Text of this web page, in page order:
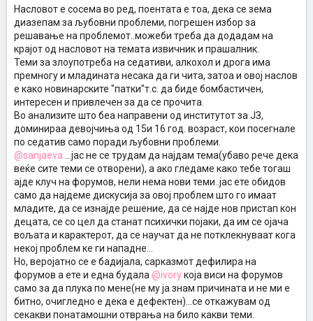
Насловот е сосема во ред, поентата е тоа, дека се зема
диазепам за љубовни проблеми, погрешен избор за
решавање на проблемот..можеби треба да додадам на
крајот од насловот на темата извичник и прашалник.
Теми за злоупотреба на седативи, алкохол и дрога има
премногу и младината несака да ги чита, затоа и овој наслов
е како новинарските "патки"т.с. да биде бомбастичен,
интересен и привлечен за да се прочита.
Во анализите што беа направени од институтот за ЈЗ,
доминираа девојчиња од 15и 16 год. возраст, кои посегнале
по седатив само поради љубовни проблеми.
@sanjaeva ...јас не се трудам да најдам тема(убаво рече дека
веќе сите теми се отворени), а ако гледаме како тебе тогаш
ајде клуч на форумов, нели нема нови теми..јас ете обидов
само да најдеме дискусија за овој проблем што го имаат
младите, да се изнајде решение, да се најде нов пристап кон
децата, се со цел да станат психички појаки, да им се ојача
вољата и карактерот, да се научат да не потклекнуваат кога
некој проблем ке ги нападне...
Но, веројатно се е бадијала, сарказмот дефилира на
форумов а ете и една будала @ivoryкоја виси на форумов
само за да плука по мене(не му ја знам причината и не ми е
битно, очигледно е дека е дефектен)...се откажувам од
секакви понатамошни отврања на било какви теми.